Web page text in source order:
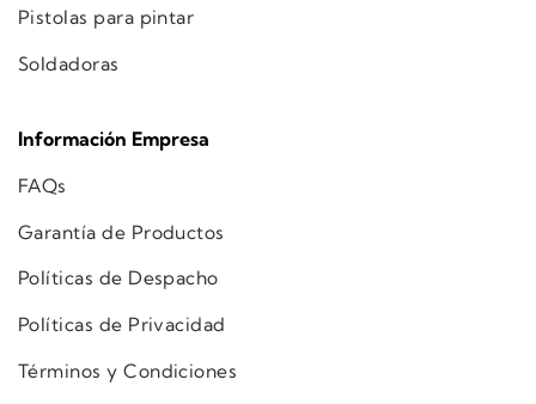
Pistolas para pintar
Soldadoras
Información Empresa
FAQs
Garantía de Productos
Políticas de Despacho
Políticas de Privacidad
Términos y Condiciones